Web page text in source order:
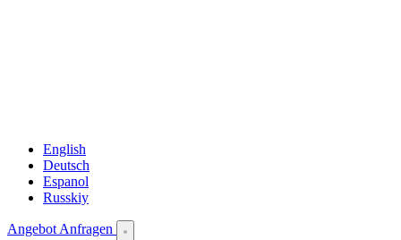
English
Deutsch
Espanol
Russkiy
Angebot Anfragen